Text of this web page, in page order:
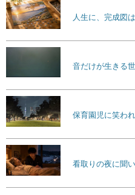
人生に、完成図
音だけが生きる
保育園児に笑わ
看取りの夜に聞